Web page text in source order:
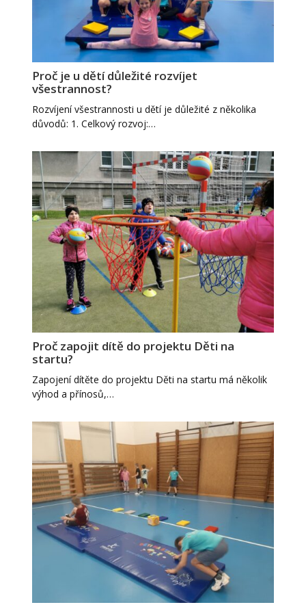
Proč je u dětí důležité rozvíjet
všestrannost?
Rozvíjení všestrannosti u dětí je důležité z několika
důvodů: 1. Celkový rozvoj:…
Proč zapojit dítě do projektu Děti na
startu?
Zapojení dítěte do projektu Děti na startu má několik
výhod a přínosů,…